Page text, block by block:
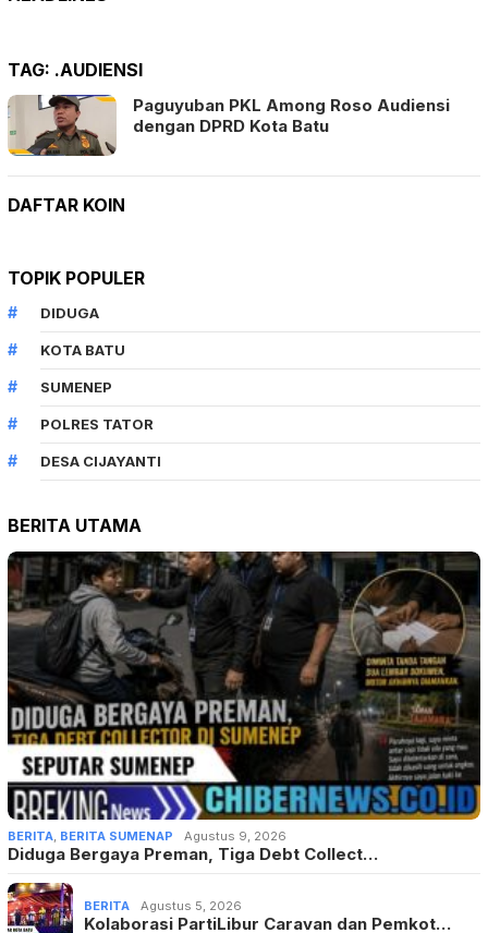
TAG: .AUDIENSI
Paguyuban PKL Among Roso Audiensi
dengan DPRD Kota Batu
DAFTAR KOIN
TOPIK POPULER
DIDUGA
KOTA BATU
SUMENEP
POLRES TATOR
DESA CIJAYANTI
BERITA UTAMA
BERITA, BERITA SUMENAP Agustus 9, 2026
Diduga Bergaya Preman, Tiga Debt Collect…
BERITA Agustus 5, 2026
Kolaborasi PartiLibur Caravan dan Pemkot…